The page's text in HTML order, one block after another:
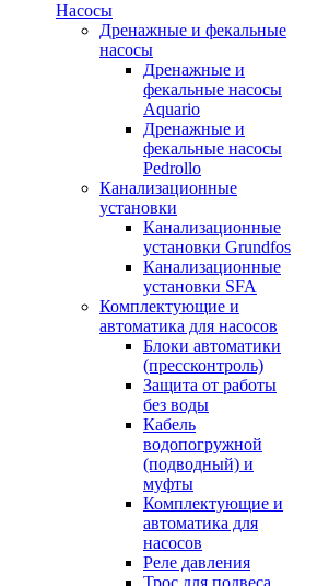
Насосы
Дренажные и фекальные
насосы
Дренажные и
фекальные насосы
Aquario
Дренажные и
фекальные насосы
Pedrollo
Канализационные
установки
Канализационные
установки Grundfos
Канализационные
установки SFA
Комплектующие и
автоматика для насосов
Блоки автоматики
(прессконтроль)
Защита от работы
без воды
Кабель
водопогружной
(подводный) и
муфты
Комплектующие и
автоматика для
насосов
Реле давления